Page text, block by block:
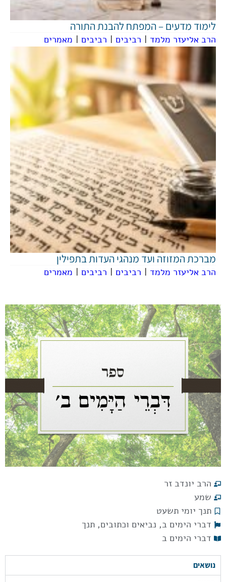
נושאים
הרב יונדב זר
שמע
תנך יומי תשעט
דברי הימים ב, נביאים וכתובים, תנך
דברי הימים ב
לימוד מדעים – המפתח להבנת התורה
הרב אליעזר מלמד | רביבים | רביבים | מאמרים
מברכת המזוזה ועד מנהגי העדות בתפילין
הרב אליעזר מלמד | רביבים | רביבים | מאמרים